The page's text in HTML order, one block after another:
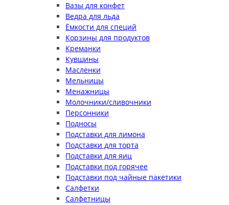
Вазы для конфет
Ведра для льда
Ёмкости для специй
Корзины для продуктов
Креманки
Кувшины
Масленки
Мельницы
Менажницы
Молочники/сливочники
Персонники
Подносы
Подставки для лимона
Подставки для торта
Подставки для яиц
Подставки под горячее
Подставки под чайные пакетики
Салфетки
Салфетницы